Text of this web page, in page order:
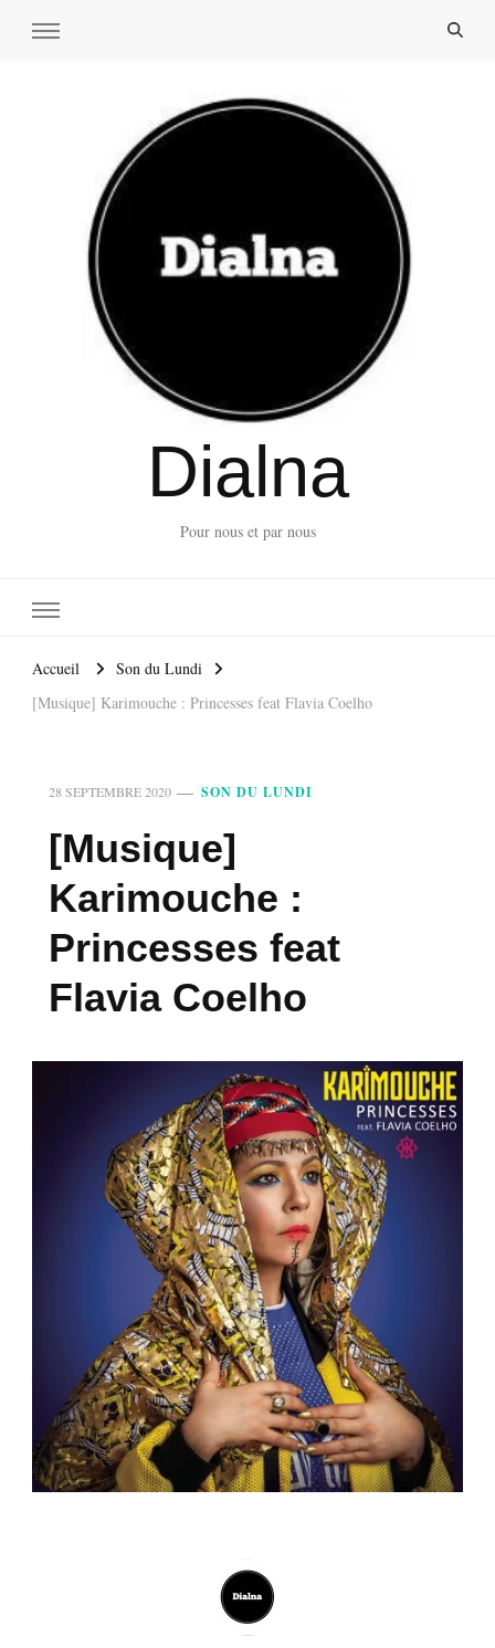
Dialna
Pour nous et par nous
Accueil
Son du Lundi
[Musique] Karimouche : Princesses feat Flavia Coelho
28 SEPTEMBRE 2020 SON DU LUNDI
[Musique]
Karimouche :
Princesses feat
Flavia Coelho